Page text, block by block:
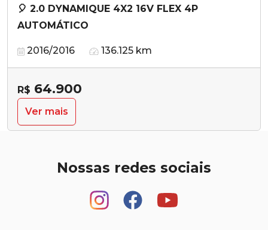
🎈 2.0 DYNAMIQUE 4X2 16V FLEX 4P
AUTOMÁTICO
2016/2016 136.125 km
R$ 64.900
Ver mais
Nossas redes sociais